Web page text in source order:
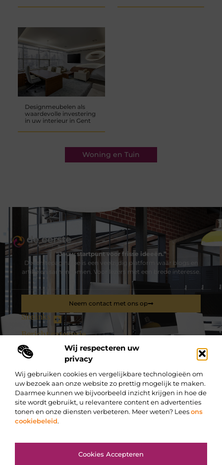
Wij respecteren uw
privacy
Wij gebruiken cookies en vergelijkbare technologieën om
uw bezoek aan onze website zo prettig mogelijk te maken.
Daarmee kunnen we bijvoorbeeld inzicht krijgen in hoe de
site wordt gebruikt, u relevantere content en advertenties
tonen en onze diensten verbeteren. Meer weten? Leesons
cookiebeleid.
Cookies Accepteren
Top
Designmeubelen als
waardevolle investering
in uw interieur in Gent
Woning en Tuin
“Jouw startpunt voor frisse ideeën.”
Deeerstepagina.be is een veelzijdig platform waar blogs en
artikelen samenkomen. Voor lezers met een brede interesse.
Sitelinks
Kies voor een compleet verzorgd buffet van door de
catering specialist in de regio Tilburg
Ballonvaart met C-Air
HP-herstellingsdienst inschakelen
Ventilation fenêtre : un choix esthétique et pratique
Bericht categorie
Neem contact met ons op